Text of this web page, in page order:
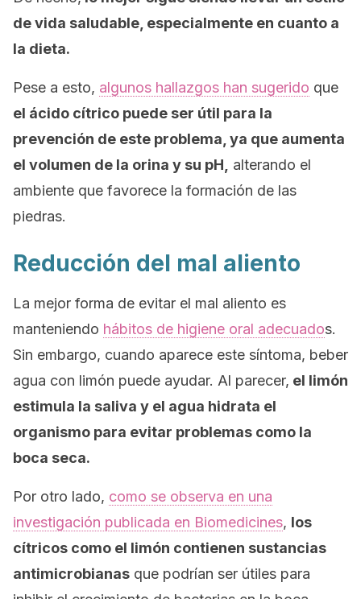
de vida saludable, especialmente en cuanto a
la dieta.
Pese a esto, algunos hallazgos han sugerido que
el ácido cítrico puede ser útil para la
prevención de este problema, ya que aumenta
el volumen de la orina y su pH,
alterando el
ambiente que favorece la formación de las
piedras.
Reducción del mal aliento
La mejor forma de evitar el mal aliento es
manteniendo hábitos de higiene oral adecuados.
Sin embargo, cuando aparece este síntoma, beber
agua con limón puede ayudar. Al parecer, el limón
estimula la saliva y el agua hidrata el
organismo para evitar problemas como la
boca seca.
Por otro lado, como se observa en una
investigación publicada en Biomedicines, los
cítricos como el limón contienen sustancias
antimicrobianas que podrían ser útiles para